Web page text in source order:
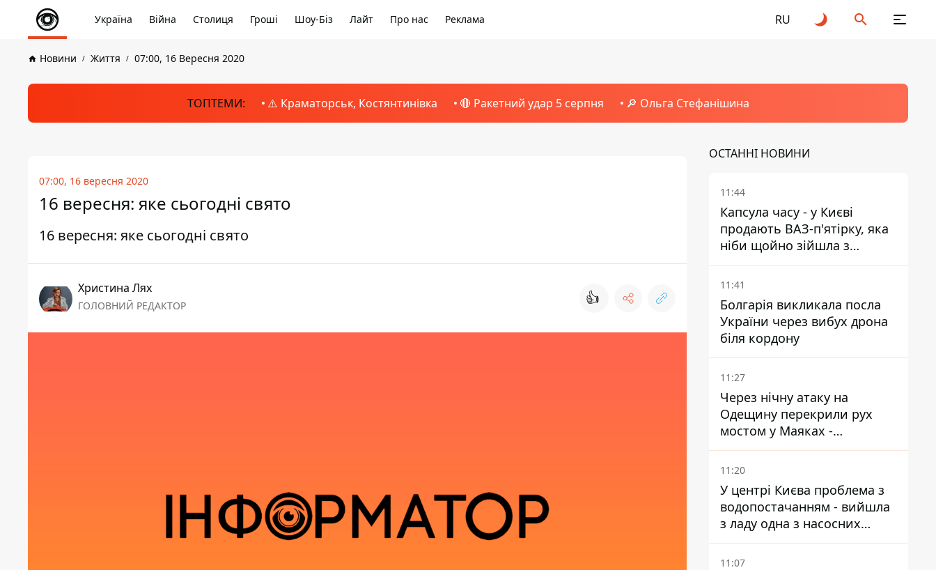
Україна Війна Столиця Гроші Шоу-Біз Лайт Про нас Реклама RU
Новини Життя 07:00, 16 Вересня 2020
ТОПТЕМИ: ⚠️ Краматорськ, Костянтинівка 🔴 Ракетний удар 5 серпня 🔎 Ольга Стефанішина
07:00, 16 вересня 2020
16 вересня: яке сьогодні свято
16 вересня: яке сьогодні свято
Христина Лях
ГОЛОВНИЙ РЕДАКТОР 👍
ОСТАННІ НОВИНИ
11:44
Капсула часу - у Києві
продають ВАЗ-п'ятірку, яка
ніби щойно зійшла з
конвейєра
11:41
Болгарія викликала посла
України через вибух дрона
біля кордону
11:27
Через нічну атаку на
Одещину перекрили рух
мостом у Маяках -
подробиці від ДПСУ
11:20
У центрі Києва проблема з
водопостачанням - вийшла
з ладу одна з насосних
станцій
11:07